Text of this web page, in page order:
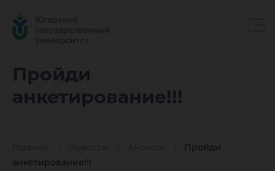
Пройди
анкетирование!!!
Пройди
анкетирование!!!
Пройди